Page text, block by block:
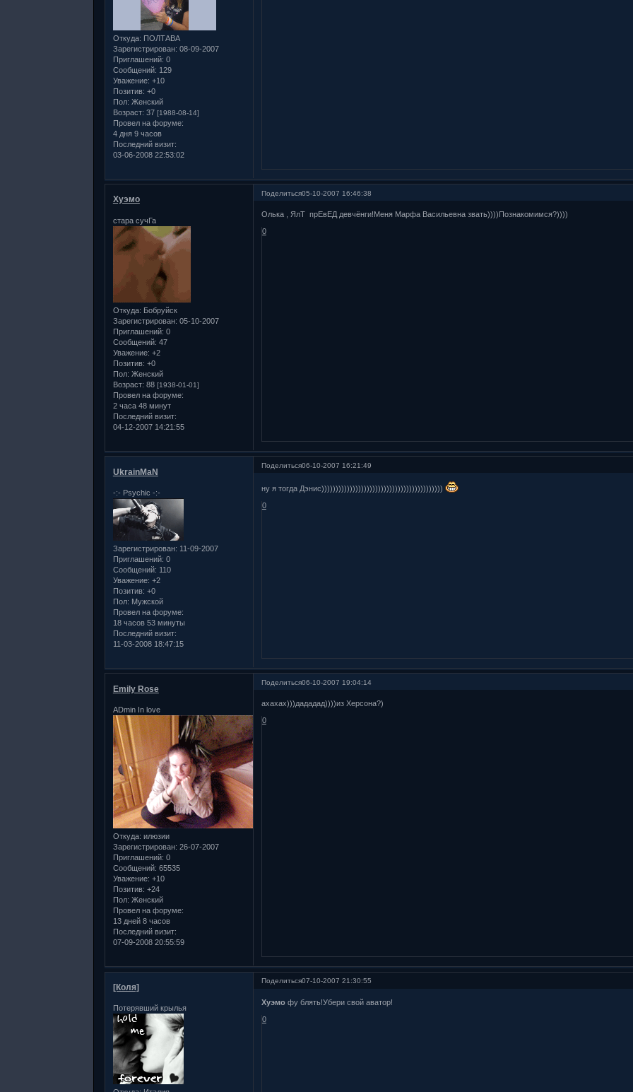
Откуда: ПОЛТАВА
Зарегистрирован: 08-09-2007
Приглашений: 0
Сообщений: 129
Уважение: +10
Позитив: +0
Пол: Женский
Возраст: 37 [1988-08-14]
Провел на форуме:
4 дня 9 часов
Последний визит:
03-06-2008 22:53:02
Поделиться05-10-2007 16:46:38
Хуэмо
стара сучГа
Откуда: Бобруйск
Зарегистрирован: 05-10-2007
Приглашений: 0
Сообщений: 47
Уважение: +2
Позитив: +0
Пол: Женский
Возраст: 88 [1938-01-01]
Провел на форуме:
2 часа 48 минут
Последний визит:
04-12-2007 14:21:55
Олька , ЯлТ прЕвЕД девчёнги!Меня Марфа Васильевна звать))))Познакомимся?))))
0
Поделиться06-10-2007 16:21:49
UkrainMaN
-:- Psychiс -:-
Зарегистрирован: 11-09-2007
Приглашений: 0
Сообщений: 110
Уважение: +2
Позитив: +0
Пол: Мужской
Провел на форуме:
18 часов 53 минуты
Последний визит:
11-03-2008 18:47:15
ну я тогда Дэнис)))))))))))))))))))))))))))))))))))))))))))
0
Поделиться06-10-2007 19:04:14
Emily Rose
ADmin In love
Откуда: илюзии
Зарегистрирован: 26-07-2007
Приглашений: 0
Сообщений: 65535
Уважение: +10
Позитив: +24
Пол: Женский
Провел на форуме:
13 дней 8 часов
Последний визит:
07-09-2008 20:55:59
ахахах)))дададад))))из Херсона?)
0
Поделиться07-10-2007 21:30:55
[Коля]
Потерявший крылья
Хуэмофу блять!Убери свой аватор!
0